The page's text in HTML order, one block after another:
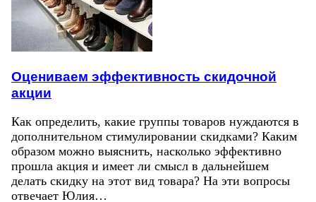
Оцениваем эффективность скидочной
акции
Как определить, какие группы товаров нуждаются в
дополнительном стимулировании скидками? Каким
образом можно выяснить, насколько эффективно
прошла акция и имеет ли смысл в дальнейшем
делать скидку на этот вид товара? На эти вопросы
отвечает Юлия…